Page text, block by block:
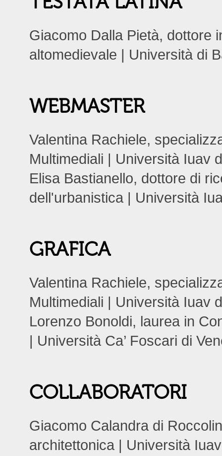
Giacomo Dalla Pietà, dottore
altomedievale | Università di
WEBMASTER
Valentina Rachiele,
Multimediali | Università Iuav
Elisa Bastianello, dottore di
dell'urbanistica | Università
GRAFICA
Valentina Rachiele,
Multimediali | Università Iuav
Lorenzo Bonoldi, laurea in
| Università Ca’ Foscari di
COLLABORATORI
Giacomo Calandra di
architettonica | Università